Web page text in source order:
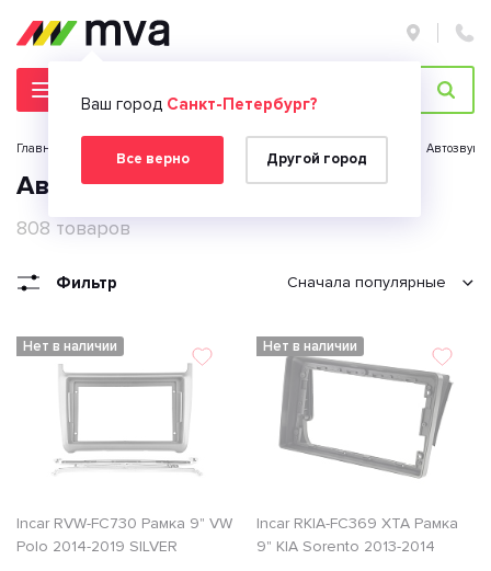
Ваш город Санкт-Петербург?
Все верно Другой город
Главная страница Автозвук
Автомобильные рамки 2 din
808 товаров
Фильтр Сначала популярные
Нет в наличии
Incar RVW-FC730 Рамка 9" VW
Polo 2014-2019 SILVER
Нет в наличии
Incar RKIA-FC369 XTA Рамка
9" KIA Sorento 2013-2014